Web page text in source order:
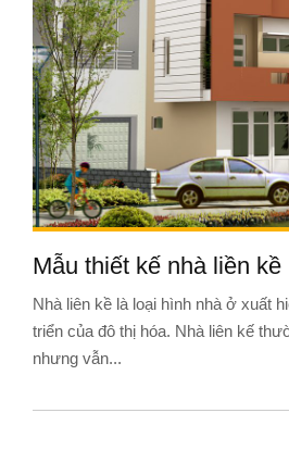
Mẫu thiết kế nhà liền kề
Nhà liên kề là loại hình nhà ở xuất
triển của đô thị hóa. Nhà liên kế
nhưng vẫn...